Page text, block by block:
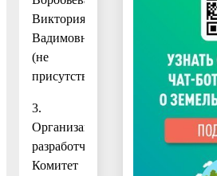
Виктория
Вадимовна
(не
присутствовала).
3.
Организация-
разработчик:
Комитет